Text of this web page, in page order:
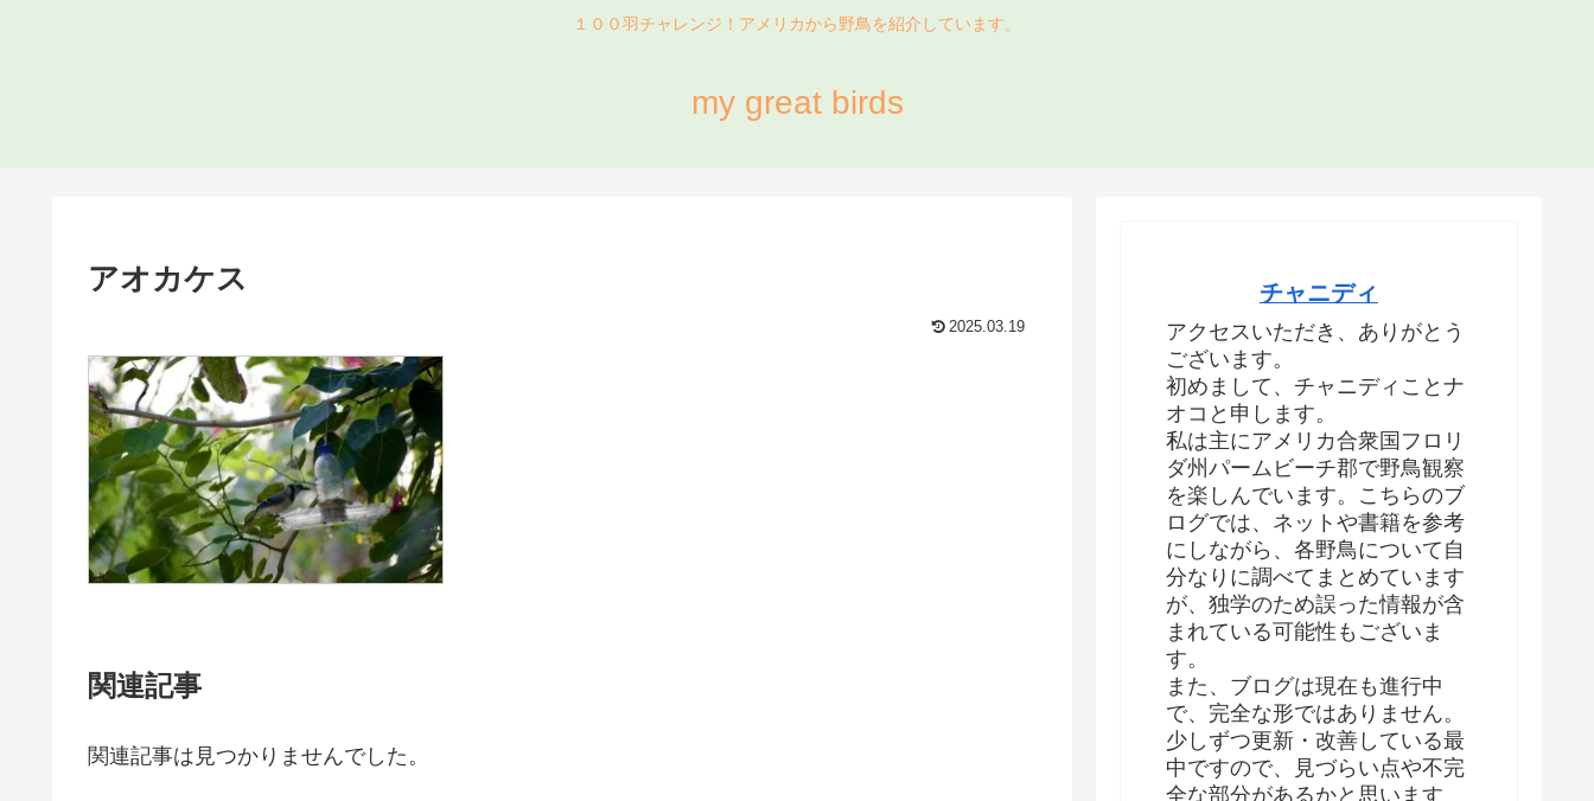
１００羽チャレンジ！アメリカから野鳥を紹介しています。
my great birds
アオカケス
2025.03.19
関連記事
関連記事は見つかりませんでした。
チャニディ
アクセスいただき、ありがとう
ございます。
初めまして、チャニディことナ
オコと申します。
私は主にアメリカ合衆国フロリ
ダ州パームビーチ郡で野鳥観察
を楽しんでいます。こちらのブ
ログでは、ネットや書籍を参考
にしながら、各野鳥について自
分なりに調べてまとめています
が、独学のため誤った情報が含
まれている可能性もございま
す。
また、ブログは現在も進行中
で、完全な形ではありません。
少しずつ更新・改善している最
中ですので、見づらい点や不完
全な部分があるかと思います